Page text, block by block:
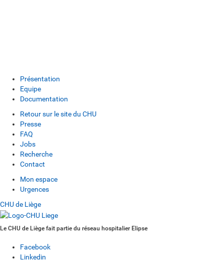
Présentation
Equipe
Documentation
Retour sur le site du CHU
Presse
FAQ
Jobs
Recherche
Contact
Mon espace
Urgences
CHU de Liège
Le CHU de Liège fait partie du réseau hospitalier Elipse
Facebook
Linkedin